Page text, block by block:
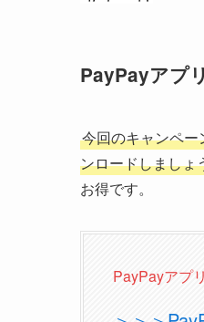
PayPayアプ
今回のキャンペ
ンロードしましょ
お得です。
PayPayアプ